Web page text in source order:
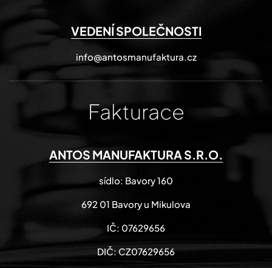
VEDENÍ SPOLEČNOSTI
info@antosmanufaktura.cz
Fakturace
ANTOS MANUFAKTURA S.R.O.
sídlo: Bavory 160
692 01 Bavory u Mikulova
IČ: 07629656
DIČ: CZ07629656